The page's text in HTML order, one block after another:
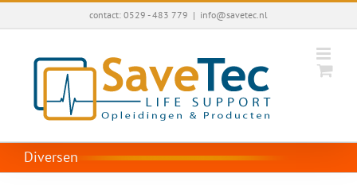
Ga
contact: 0529 - 483 779 | info@savetec.nl
Diversen